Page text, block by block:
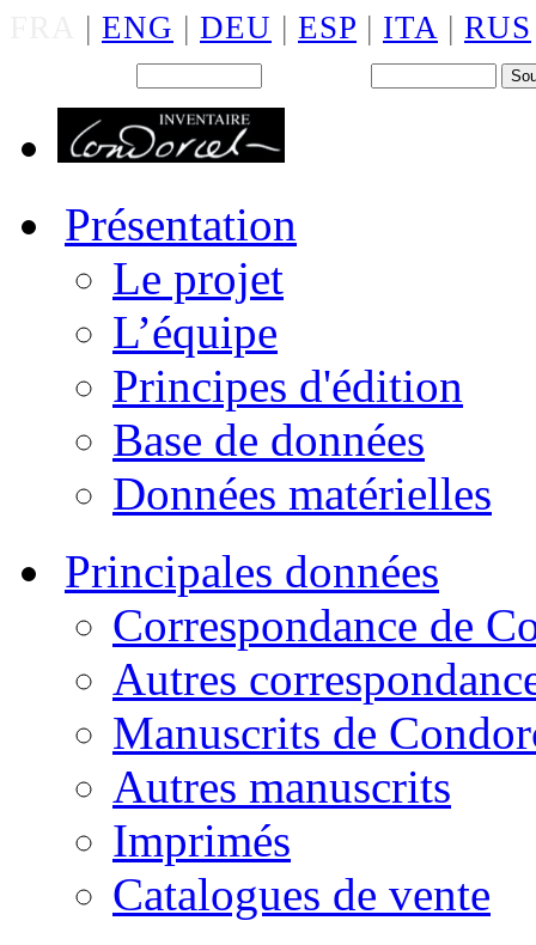
| ENG | DEU | ESP | ITA | RUS
Présentation
Le projet
L’équipe
Principes d'édition
Base de données
Données matérielles
Principales données
Correspondance de
Autres
Manuscrits de
Autres manuscrits
Imprimés
Catalogues de vente